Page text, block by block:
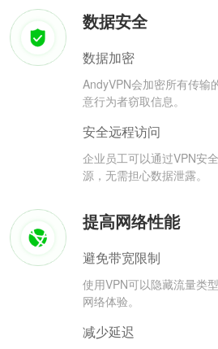
数据安全
数据加密
AndyVPN会加密所有传输
意行为者窃取信息。
安全远程访问
企业员工可以通过VPN安
源，无需担心数据泄露。
提高网络性能
避免带宽限制
使用VPN可以隐藏流量类
网络体验。
减少延迟